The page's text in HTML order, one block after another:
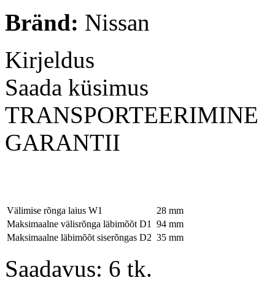
Bränd: Nissan
Kirjeldus
Saada küsimus
TRANSPORTEERIMINE
GARANTII
Välimise rõnga laius W1
28 mm
Maksimaalne välisrõnga läbimõõt D1
94 mm
Maksimaalne läbimõõt siserõngas D2 35 mm
Saadavus: 6 tk.